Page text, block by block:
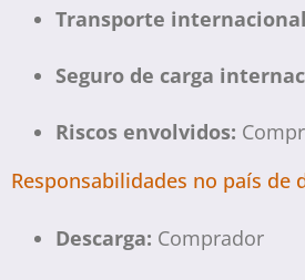
Transporte
Seguro de carga
Riscos envolvidos:
Responsabilidades no país de
Descarga: Comprador